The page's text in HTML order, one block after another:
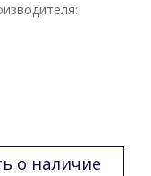
о наличие